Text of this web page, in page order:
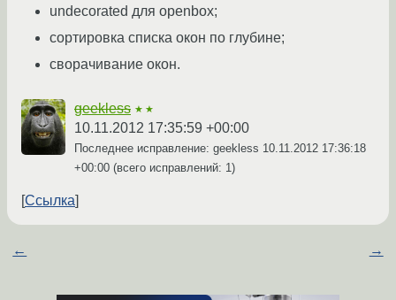
undecorated для openbox;
сортировка списка окон по глубине;
сворачивание окон.
geekless ★★
10.11.2012 17:35:59 +00:00
Последнее исправление: geekless 10.11.2012 17:36:18
+00:00 (всего исправлений: 1)
Ссылка
← →